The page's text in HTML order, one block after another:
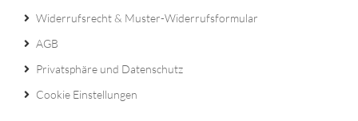
Widerrufsrecht & Muster-Widerrufsformular
AGB
Privatsphäre und Datenschutz
Cookie Einstellungen